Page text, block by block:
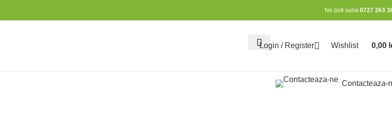
Ne poti suna 0727 263
Login / Register Wishlist 0,00
Contacteaza-